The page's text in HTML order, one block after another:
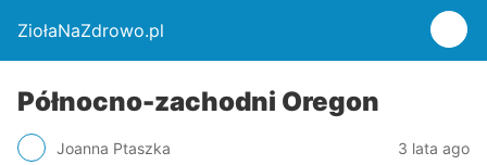
ZiołaNaZdrowo.pl
Północno-zachodni Oregon
Joanna Ptaszka 3 lata ago